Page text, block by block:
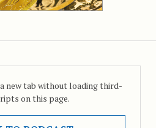
new tab without loading third-
on this page.